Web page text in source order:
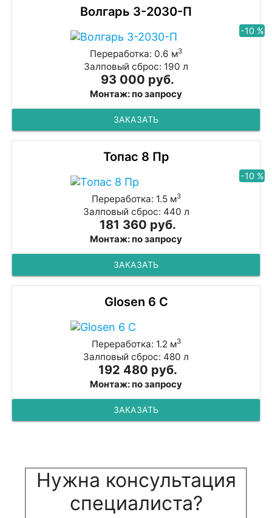
Волгарь 3-2030-П
-10 %
Переработка: 0.6 м3
Залповый сброс: 190 л
93 000 руб.
Монтаж: по запросу
ЗАКАЗАТЬ
Топас 8 Пр
-10 %
Переработка: 1.5 м3
Залповый сброс: 440 л
181 360 руб.
Монтаж: по запросу
ЗАКАЗАТЬ
Glosen 6 С
Переработка: 1.2 м3
Залповый сброс: 480 л
192 480 руб.
Монтаж: по запросу
ЗАКАЗАТЬ
Нужна консультация
специалиста?